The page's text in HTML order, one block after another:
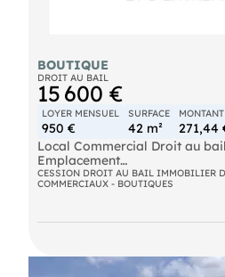
BOUTIQUE
DROIT AU BAIL
15 600 €
LOYER MENSUEL
950 €
SURFACE
42 m²
271,44
Local Commercial Droit au
Emplacement
- port de pêche/Centre-ville À
au cœur du centre-ville et dans
42 m² bénéficie d’un bel
une activité orientée
entièrement de plain-pied,
CESSION DROIT AU BAIL IMMOBILIER
COMMERCIAUX - BOUTIQUES